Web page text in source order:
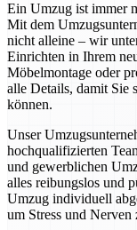
Ein Umzug ist immer
Mit dem
nicht alleine – wir
Einrichten in Ihrem
Möbelmontage oder
alle Details, damit Sie
können.
Unser
hochqualifizierten
und gewerblichen
alles reibungslos und
Umzug individuell
um Stress und Nerven